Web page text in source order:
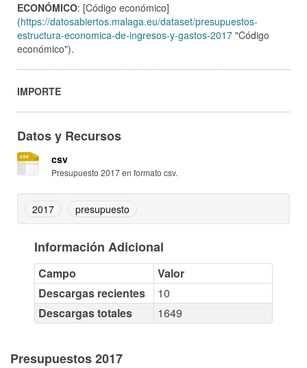
ECONÓMICO: [Código económico]
(https://datosabiertos.malaga.eu/dataset/presupuestos-
estructura-economica-de-ingresos-y-gastos-2017 "Código
económico").
IMPORTE
Datos y Recursos
csv
Presupuesto 2017 en formato csv.
2017 presupuesto
Información Adicional
Campo
Valor
Descargas recientes
10
Descargas totales
1649
Presupuestos 2017